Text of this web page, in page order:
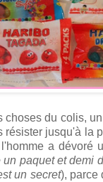
choses du colis,
résister jusqu'à la
a dévoré
paquet et demi
un secret), parce